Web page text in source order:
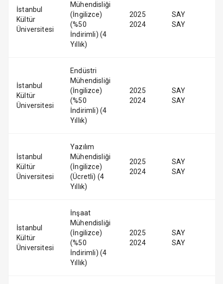
İstanbul
Kültür
Üniversitesi
Mühendisliği
(İngilizce)
(%50
İndirimli) (4
Yıllık)
2025
2024
SAY
SAY
İstanbul
Kültür
Üniversitesi
Endüstri
Mühendisliği
(İngilizce)
(%50
İndirimli) (4
Yıllık)
2025
2024
SAY
SAY
İstanbul
Kültür
Üniversitesi
Yazılım
Mühendisliği
(İngilizce)
(Ücretli) (4
Yıllık)
2025
2024
SAY
SAY
İstanbul
Kültür
Üniversitesi
İnşaat
Mühendisliği
(İngilizce)
(%50
İndirimli) (4
Yıllık)
2025
2024
SAY
SAY